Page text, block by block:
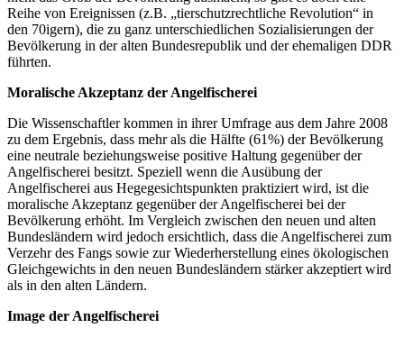
Reihe von Ereignissen (z.B. „tierschutzrechtliche Revolution“ in
den 70igern), die zu ganz unterschiedlichen Sozialisierungen der
Bevölkerung in der alten Bundesrepublik und der ehemaligen DDR
führten.
Moralische Akzeptanz der Angelfischerei
Die Wissenschaftler kommen in ihrer Umfrage aus dem Jahre 2008
zu dem Ergebnis, dass mehr als die Hälfte (61%) der Bevölkerung
eine neutrale beziehungsweise positive Haltung gegenüber der
Angelfischerei besitzt. Speziell wenn die Ausübung der
Angelfischerei aus Hegegesichtspunkten praktiziert wird, ist die
moralische Akzeptanz gegenüber der Angelfischerei bei der
Bevölkerung erhöht. Im Vergleich zwischen den neuen und alten
Bundesländern wird jedoch ersichtlich, dass die Angelfischerei zum
Verzehr des Fangs sowie zur Wiederherstellung eines ökologischen
Gleichgewichts in den neuen Bundesländern stärker akzeptiert wird
als in den alten Ländern.
Image der Angelfischerei